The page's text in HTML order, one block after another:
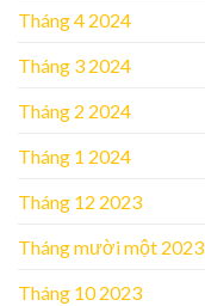
Tháng 4 2024
Tháng 3 2024
Tháng 2 2024
Tháng 1 2024
Tháng 12 2023
Tháng mười một 2023
Tháng 10 2023